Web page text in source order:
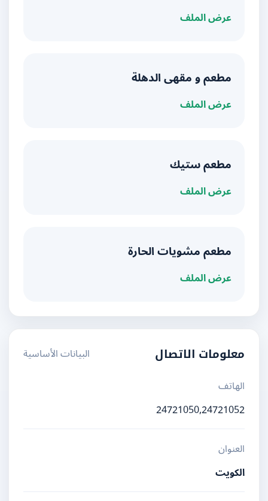
عرض الملف
مطعم و مقهى الدهلة
عرض الملف
مطعم ستيك
عرض الملف
مطعم مشويات الحارة
عرض الملف
معلومات الاتصال
البيانات الأساسية
الهاتف
24721050,24721052
العنوان
الكويت